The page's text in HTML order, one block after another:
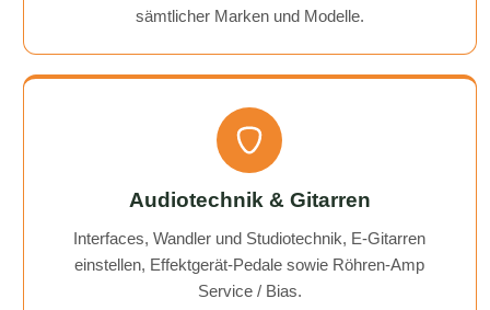
sämtlicher Marken und Modelle.
Audiotechnik & Gitarren
Interfaces, Wandler und Studiotechnik, E-Gitarren
einstellen, Effektgerät-Pedale sowie Röhren-Amp
Service / Bias.